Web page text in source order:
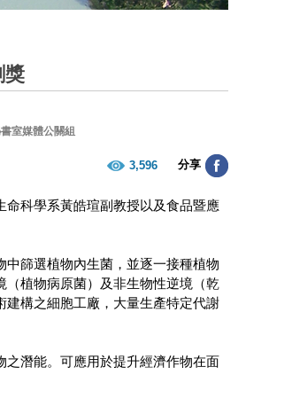
獎
室媒體公關組
3,596 分享
科學系黃皓瑄副教授以及食品暨應
篩選植物內生菌，並逐一接種植物
植物病原菌）及非生物性逆境（乾
構之細胞工廠，大量生產特定代謝
潛能。可應用於提升經濟作物在面